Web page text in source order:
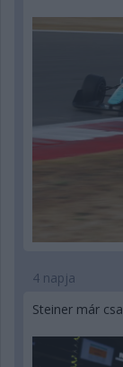
4 napja
Steiner már